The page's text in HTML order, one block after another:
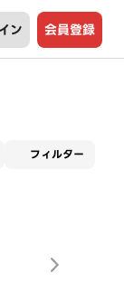
ン 会員登録
フィルター